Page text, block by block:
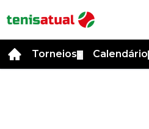
Torneios Calendário